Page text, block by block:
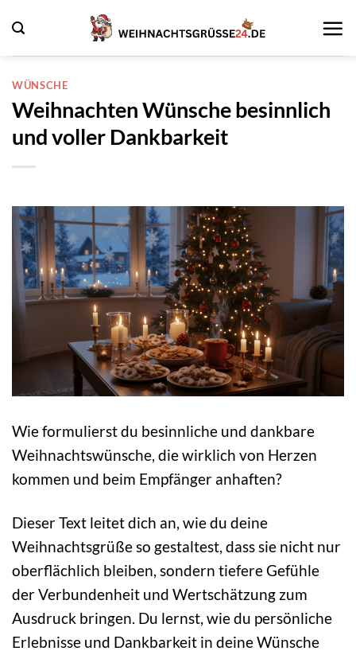
Inhalt
springen
WÜNSCHE
Weihnachten Wünsche besinnlich
und voller Dankbarkeit
Wie formulierst du besinnliche und dankbare
Weihnachtswünsche, die wirklich von Herzen
kommen und beim Empfänger anhaften?
Dieser Text leitet dich an, wie du deine
Weihnachtsgrüße so gestaltest, dass sie nicht nur
oberflächlich bleiben, sondern tiefere Gefühle
der Verbundenheit und Wertschätzung zum
Ausdruck bringen. Du lernst, wie du persönliche
Erlebnisse und Dankbarkeit in deine Wünsche